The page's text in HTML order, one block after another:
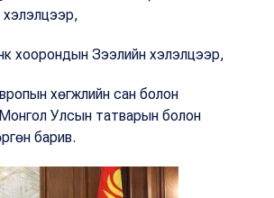
хэлэлцээр,
хоорондын Зээлийн хэлэлцээр,
хөгжлийн сан болон
Монгол Улсын татварын болон
барив.